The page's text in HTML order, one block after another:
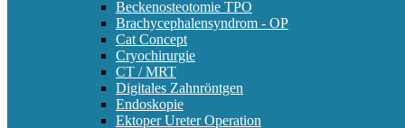
Beckenosteotomie TPO
Brachycephalensyndrom - OP
Cat Concept
Cryochirurgie
CT / MRT
Digitales Zahnröntgen
Endoskopie
Ektoper Ureter Operation